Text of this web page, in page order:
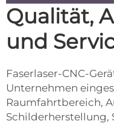
Qualität,
und
Faserlaser-CNC-
Unternehmen
Raumfahrtbereich,
Schilderherstellung,